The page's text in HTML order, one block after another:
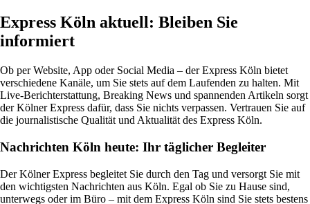
Express Köln aktuell: Bleiben Sie
informiert
Ob per Website, App oder Social Media – der Express Köln bietet
verschiedene Kanäle, um Sie stets auf dem Laufenden zu halten. Mit
Live-Berichterstattung, Breaking News und spannenden Artikeln sorgt
der Kölner Express dafür, dass Sie nichts verpassen. Vertrauen Sie auf
die journalistische Qualität und Aktualität des Express Köln.
Nachrichten Köln heute: Ihr täglicher Begleiter
Der Kölner Express begleitet Sie durch den Tag und versorgt Sie mit
den wichtigsten Nachrichten aus Köln. Egal ob Sie zu Hause sind,
unterwegs oder im Büro – mit dem Express Köln sind Sie stets bestens